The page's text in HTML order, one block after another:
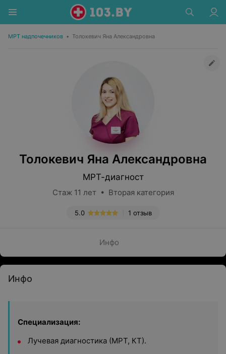
МРТ надпочечников • Толокевич Яна Александровна
Толокевич Яна Александровна
МРТ-диагност
Стаж 11 лет • Вторая категория
1 отзыв
5.0
Инфо
Инфо
Специализация:
Лучевая диагностика (МРТ, КТ).